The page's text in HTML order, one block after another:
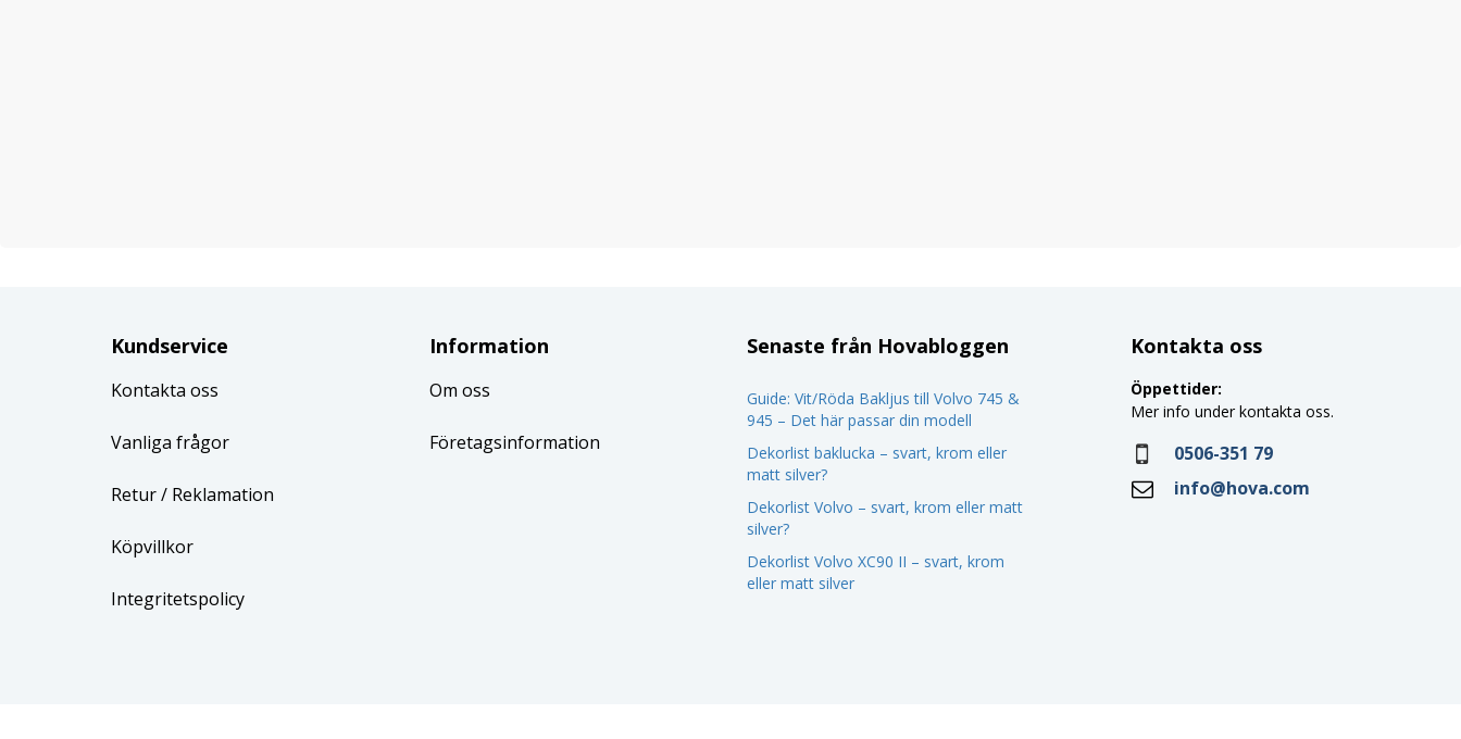
Kundservice
Kontakta oss
Vanliga frågor
Retur/ Reklamation
Köpvillkor
Integritetspolicy
Information
Om oss
Företagsinformation
Senaste från Hovabloggen
Guide: Vit/Röda Bakljus till Volvo 745 &
945 – Det här passar din modell
Dekorlist baklucka – svart, krom eller
matt silver?
Dekorlist Volvo – svart, krom eller matt
silver?
Dekorlist Volvo XC90 II – svart, krom
eller matt silver
Kontakta oss
Öppettider:
Mer info under kontakta oss.
0506-351 79
info@hova.com